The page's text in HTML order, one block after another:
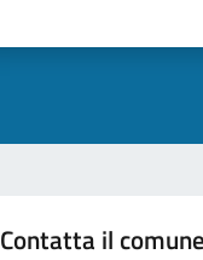
Contatta il comune